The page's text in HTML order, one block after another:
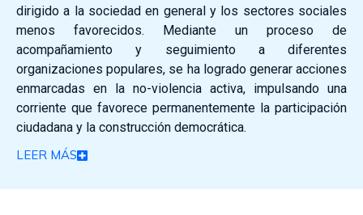
dirigido a la sociedad en general y los sectores sociales
menos favorecidos. Mediante un proceso de
acompañamiento y seguimiento a diferentes
organizaciones populares, se ha logrado generar acciones
enmarcadas en la no-violencia activa, impulsando una
corriente que favorece permanentemente la participación
ciudadana y la construcción democrática.
LEER MÁS